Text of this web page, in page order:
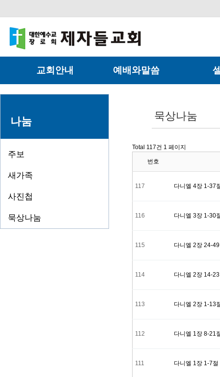
교회안내 예배와말씀
제자들교회
오시는길
온가족예배
새벽기도회
특별기도회
세미나및특강
유초등부
중고등부
대학부
청년부
다니엘
여호수아
뵈뵈
안나
나눔
주보
새가족
사진첩
묵상나눔
묵상나눔
Total 117건 1 페이지
번호
117 다니엘 4장 1-37
116 다니엘 3장 1-30
115 다니엘 2장 24-
114 다니엘 2장 14-
113 다니엘 2장 1-13
112 다니엘 1장 8-21
111 다니엘 1장 1-7절